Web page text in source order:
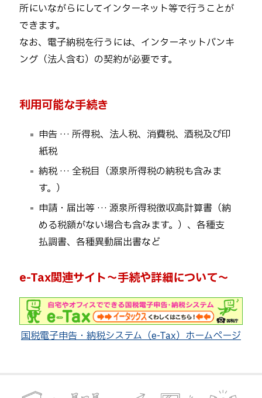
所にいながらにしてインターネット等で行うことが
できます。
なお、電子納税を行うには、インターネットバンキ
ング（法人含む）の契約が必要です。
利用可能な手続き
申告 … 所得税、法人税、消費税、酒税及び印
紙税
納税 … 全税目（源泉所得税の納税も含みま
す。）
申請・届出等 … 源泉所得税徴収高計算書（納
める税額がない場合も含みます。）、各種支
払調書、各種異動届出書など
e-Tax関連サイト～手続や詳細について～
国税電子申告・納税システム（e-Tax）ホームページ